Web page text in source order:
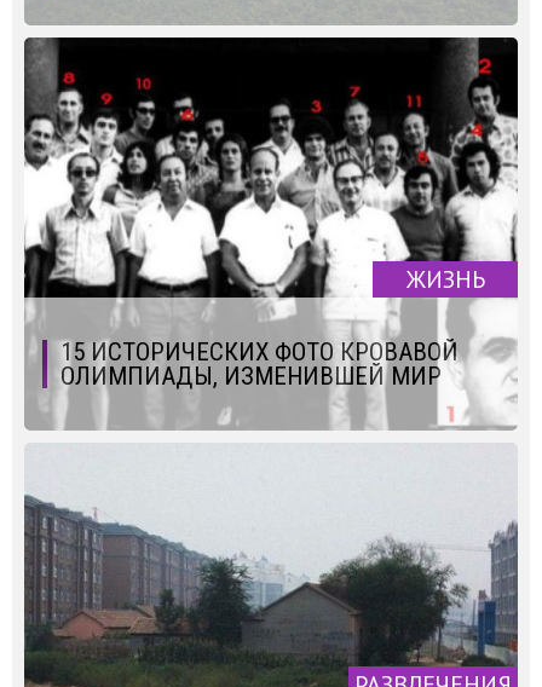
ЖИЗНЬ
15 ИСТОРИЧЕСКИХ ФОТО КРОВАВОЙ
ОЛИМПИАДЫ, ИЗМЕНИВШЕЙ МИР